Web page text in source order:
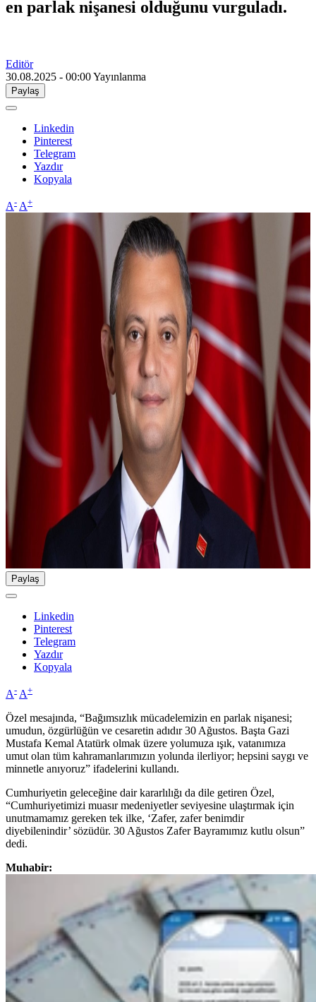
en parlak nişanesi olduğunu vurguladı.
Editör
30.08.2025 - 00:00Yayınlanma
Paylaş
Linkedin
Pinterest
Telegram
Yazdır
Kopyala
A- A+
Paylaş
Linkedin
Pinterest
Telegram
Yazdır
Kopyala
A- A+
Özel mesajında, “Bağımsızlık mücadelemizin en parlak nişanesi;
umudun, özgürlüğün ve cesaretin adıdır 30 Ağustos. Başta Gazi
Mustafa Kemal Atatürk olmak üzere yolumuza ışık, vatanımıza
umut olan tüm kahramanlarımızın yolunda ilerliyor; hepsini saygı ve
minnetle anıyoruz” ifadelerini kullandı.
Cumhuriyetin geleceğine dair kararlılığı da dile getiren Özel,
“Cumhuriyetimizi muasır medeniyetler seviyesine ulaştırmak için
unutmamamız gereken tek ilke, ‘Zafer, zafer benimdir
diyebilenindir’ sözüdür. 30 Ağustos Zafer Bayramımız kutlu olsun”
dedi.
Muhabir: